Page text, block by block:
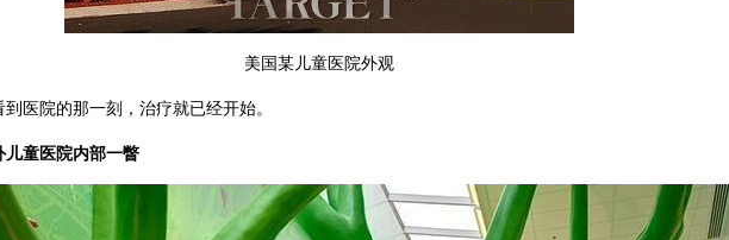
美国某儿童医院外观
院的那一刻，治疗就已经开始。
儿童医院内部一瞥